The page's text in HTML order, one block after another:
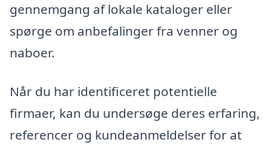
gennemgang af lokale kataloger eller
spørge om anbefalinger fra venner og
naboer.
Når du har identificeret potentielle
firmaer, kan du undersøge deres erfaring,
referencer og kundeanmeldelser for at